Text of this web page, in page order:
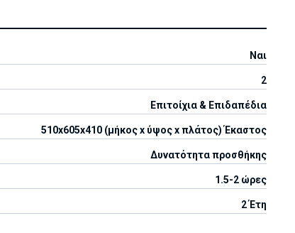
Ναι
2
Επιτοίχια & Επιδαπέδια
510x605x410 (μήκος x ύψος x πλάτος) Έκαστος
Δυνατότητα προσθήκης
1.5-2 ώρες
2 Έτη